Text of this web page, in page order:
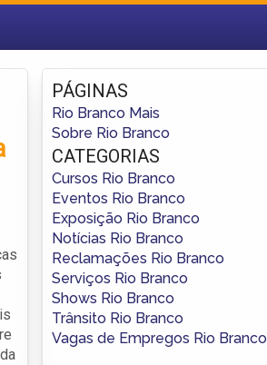
Fazer login
Criar conta
PÁGINAS
Rio Branco Mais
Sobre Rio Branco
CATEGORIAS
Cursos Rio Branco
Eventos Rio Branco
Exposição Rio Branco
Notícias Rio Branco
Reclamações Rio Branco
Serviços Rio Branco
Shows Rio Branco
Trânsito Rio Branco
Vagas de Empregos Rio Branco